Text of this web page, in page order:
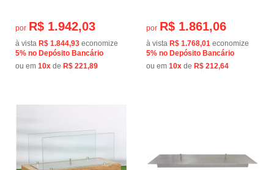
por R$ 1.942,03
à vista R$ 1.844,93 economize
5% no Depósito Bancário
ou em 10x de R$ 221,89
por R$ 1.861,06
à vista R$ 1.768,01 economize
5% no Depósito Bancário
ou em 10x de R$ 212,64